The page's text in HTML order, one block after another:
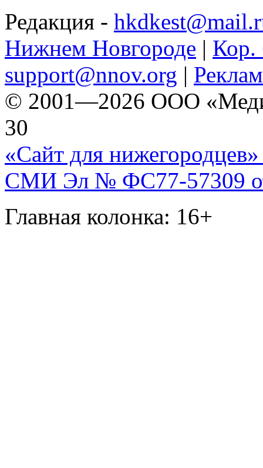
Редакция -
Нижнем Новгороде | Кор.
support@nnov.org |
© 2001—2026 ООО
30
«Сайт для нижегородцев»
СМИ Эл № ФС77-57309
Главная колонка: 16+